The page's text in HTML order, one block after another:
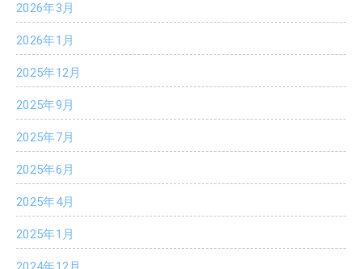
2026年3月
2026年1月
2025年12月
2025年9月
2025年7月
2025年6月
2025年4月
2025年1月